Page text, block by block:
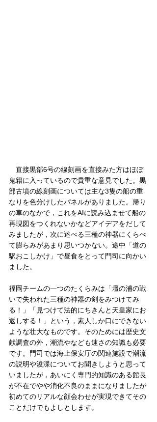
直接黒部6号の線刻画を直接みた方はほぼ
鬼籍に入っているので貴重な意見でした。黒
部古墳の線刻画については主な3隻の船の重
なりを色分けしたパネルがありました。帰り
の車のなかで，これをAIに読み込ませて船の
再現図をつくれないかなどアイデアをだして
みましたが，次に述べる三種の神器にくらべ
て膨らみがあまり思いつかない。途中「道の
駅おこしかけ」で昼食をとって門司に向かい
ました。
福岡チームの一つのたくらみは「壇の浦の戦
いで失われた三種の神器の剣をみつけてみ
る！」「見つけて法的にちきんと天皇家にお
返しする！」という，素人しか口にできない
ような壮大なものです。そのためには歴史文
献調査の外，潮流やなども速さの知識も必要
です。門司では海上保安庁の関連施設で潮流
の説明や浚渫についてお聞きしようと思って
いましたが，あいにく専門的知識のある館長
が不在でやや消化不良のままになりましたが
初めてのリアルな顔会わせが実現できてその
ことだけでもよしとします。